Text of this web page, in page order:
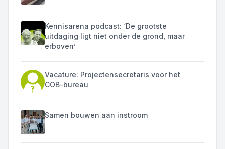
Kennisarena podcast: ‘De grootste
uitdaging ligt niet onder de grond, maar
erboven’
Vacature: Projectensecretaris voor het
COB-bureau
Samen bouwen aan instroom